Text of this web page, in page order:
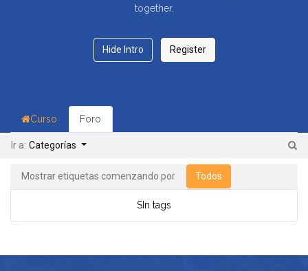
together.
Hide Intro Register
Curso Foro
Ir a: Categorías
Mostrar etiquetas comenzando por Todos
SIn tags